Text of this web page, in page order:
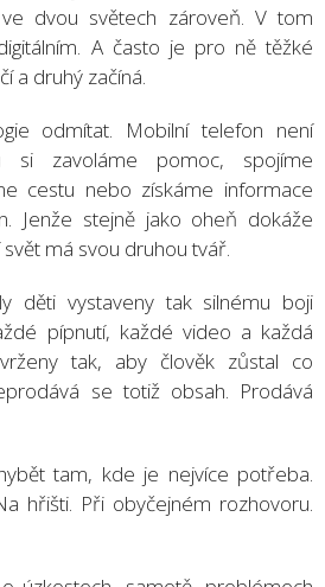
dvou světech zároveň. V tom
A často je pro ně těžké
a druhý začíná.
odmítat. Mobilní telefon není
si zavoláme pomoc, spojíme
cestu nebo získáme informace
Jenže stejně jako oheň dokáže
má svou druhou tvář.
děti vystaveny tak silnému boji
pípnutí, každé video a každá
tak, aby člověk zůstal co
se totiž obsah. Prodává
tam, kde je nejvíce potřeba.
hřišti. Při obyčejném rozhovoru.